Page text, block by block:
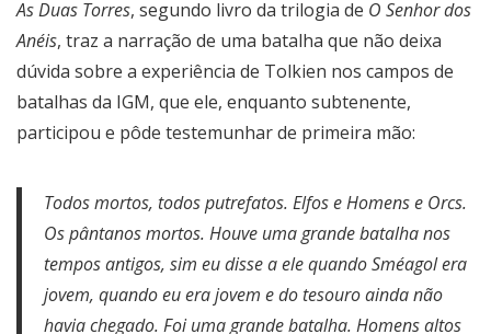
As Duas Torres, segundo livro da trilogia de O Senhor dos
Anéis, traz a narração de uma batalha que não deixa
dúvida sobre a experiência de Tolkien nos campos de
batalhas da IGM, que ele, enquanto subtenente,
participou e pôde testemunhar de primeira mão:
Todos mortos, todos putrefatos. Elfos e Homens e Orcs.
Os pântanos mortos. Houve uma grande batalha nos
tempos antigos, sim eu disse a ele quando Sméagol era
jovem, quando eu era jovem e do tesouro ainda não
havia chegado. Foi uma grande batalha. Homens altos